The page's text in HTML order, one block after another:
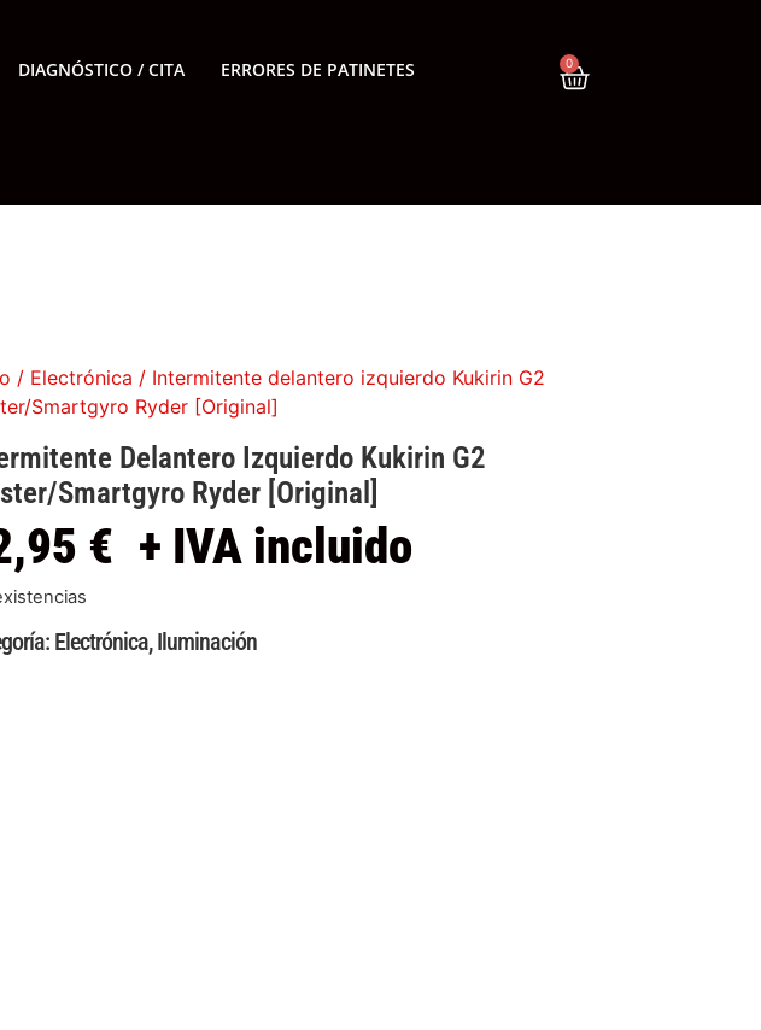
DIAGNÓSTICO / CITA ERRORES DE PATINETES 0
/ Electrónica / Intermitente delantero izquierdo Kukirin G2
Smartgyro Ryder [Original]
Delantero Izquierdo Kukirin G2
Smartgyro Ryder [Original]
€ + IVA incluido
Electrónica,Iluminación